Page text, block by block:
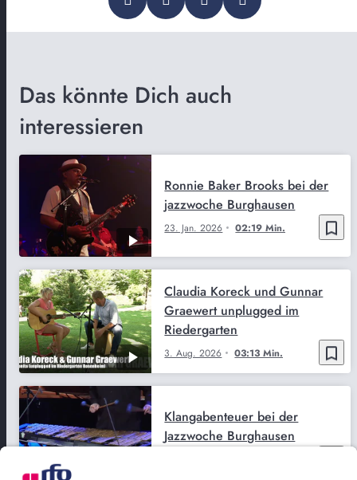
Das könnte Dich auch
interessieren
bookmark_border
23. Jan. 2026 02:19 Min.
Ronnie Baker Brooks bei der
jazzwoche Burghausen
bookmark_border
3. Aug. 2026 03:13 Min.
Claudia Koreck und Gunnar
Graewert unplugged im
Riedergarten
Klangabenteuer bei der
Jazzwoche Burghausen